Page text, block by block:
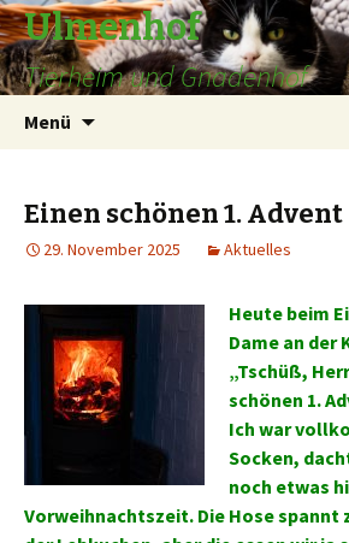
Ulmenhof
Tierheim und Gnadenhof
Menü
Einen schönen 1. Advent
29. November 2025 Aktuelles
Heute beim
Dame an der
„Tschüß,
schönen 1.
Ich war
Socken,
noch etwas
Vorweihnachtszeit. Die Hose spannt